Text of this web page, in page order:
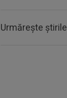
Urmărește